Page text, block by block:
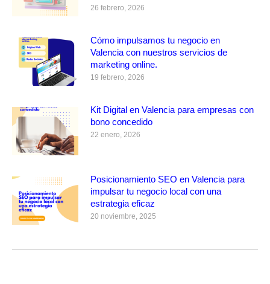
26 febrero, 2026
Cómo impulsamos tu negocio en
Valencia con nuestros servicios de
marketing online.
19 febrero, 2026
Kit Digital en Valencia para empresas con
bono concedido
22 enero, 2026
Posicionamiento SEO en Valencia para
impulsar tu negocio local con una
estrategia eficaz
20 noviembre, 2025